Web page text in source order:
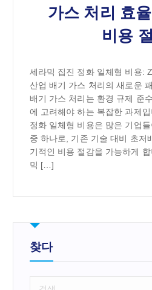
가스 처리 효
비용
세라믹 집진 정화 일체형 비용:
산업 배기 가스 처리의 새로운
배기 가스 처리는 환경 규제 준
에 고려해야 하는 복잡한 과제
정화 일체형 비용은 많은 기업
중 하나로, 기존 기술 대비 초저
기적인 비용 절감을 가능하게
믹 […]
찾다